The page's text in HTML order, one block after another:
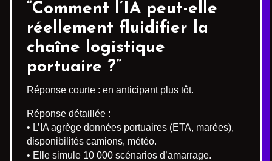
“Comment l’IA peut-elle
réellement fluidifier la
chaîne logistique
portuaire ?”
Réponse courte : en anticipant plus tôt.
Réponse détaillée :
• L’IA agrège données portuaires (ETA, marées),
disponibilités camions, météo.
• Elle simule 10 000 scénarios d’amarrage.